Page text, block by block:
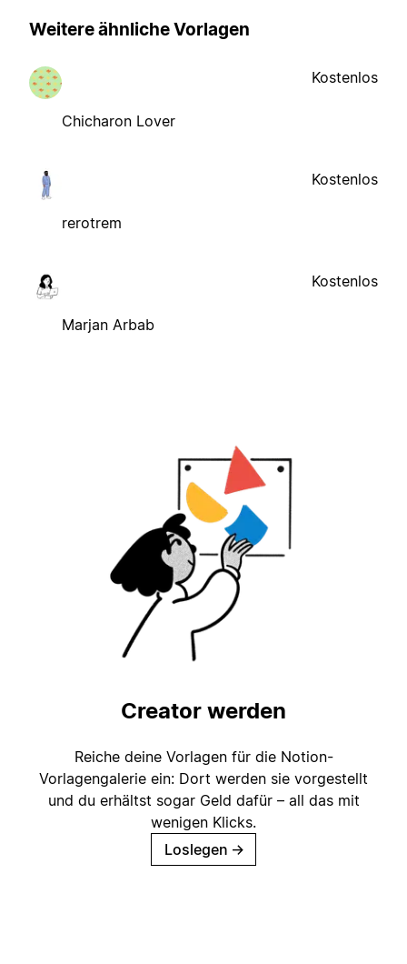
Weitere ähnliche Vorlagen
Chicharon Lover
Kostenlos
rerotrem
Kostenlos
Marjan Arbab
Kostenlos
Creator werden
Reiche deine Vorlagen für die Notion-
Vorlagengalerie ein: Dort werden sie vorgestellt
und du erhältst sogar Geld dafür – all das mit
wenigen Klicks.
Loslegen →